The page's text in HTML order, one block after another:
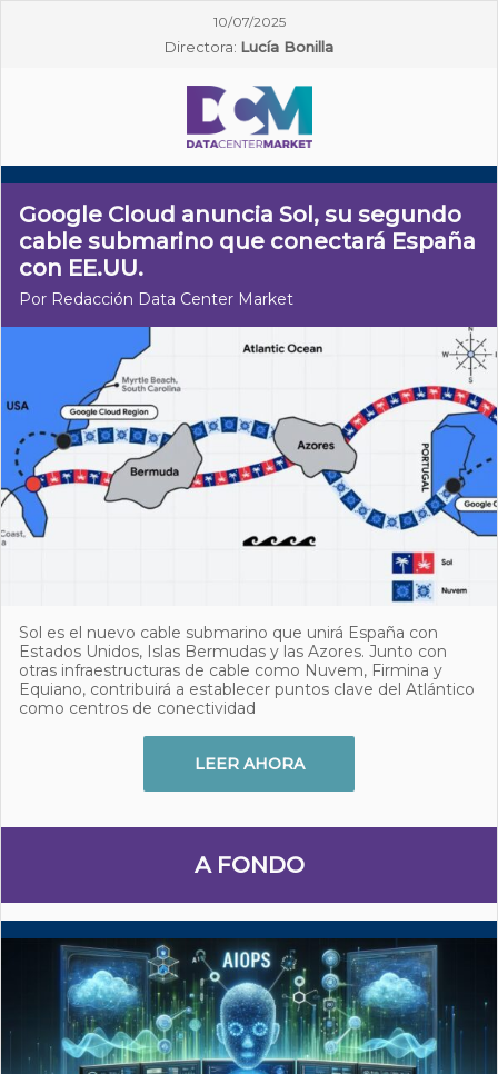
10/07/2025
Directora: Lucía Bonilla
Google Cloud anuncia Sol, su segundo
cable submarino que conectará España
con EE.UU.
Por Redacción Data Center Market
Sol es el nuevo cable submarino que unirá España con
Estados Unidos, Islas Bermudas y las Azores. Junto con
otras infraestructuras de cable como Nuvem, Firmina y
Equiano, contribuirá a establecer puntos clave del Atlántico
como centros de conectividad
LEER AHORA
A FONDO